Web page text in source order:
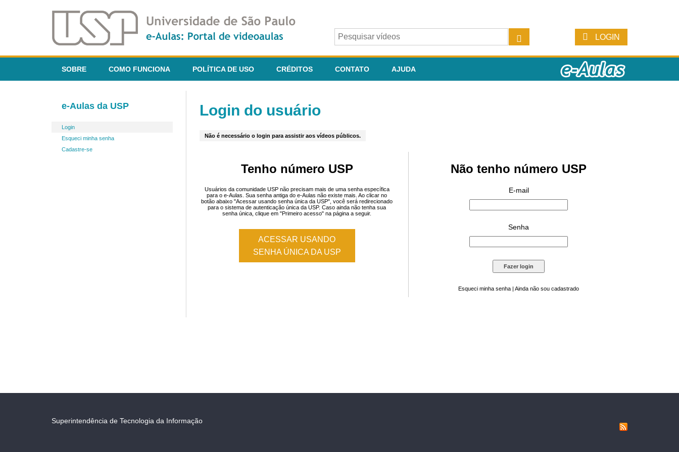
LOGIN
SOBRE COMO FUNCIONA POLÍTICA DE USO CRÉDITOS CONTATO AJUDA
e-Aulas da USP
Login
Esqueci minha senha
Cadastre-se
Login do usuário
Não é necessário o login para assistir aos vídeos públicos.
Tenho número USP
Usuários da comunidade USP não precisam mais de uma senha específica
para o e-Aulas. Sua senha antiga do e-Aulas não existe mais. Ao clicar no
botão abaixo "Acessar usando senha única da USP", você será redirecionado
para o sistema de autenticação única da USP. Caso ainda não tenha sua
senha única, clique em "Primeiro acesso" na página a seguir.
ACESSAR USANDO
SENHA ÚNICA DA USP
Não tenho número USP
E-mail
Senha
Esqueci minha senha | Ainda não sou cadastrado
Superintendência de Tecnologia da Informação